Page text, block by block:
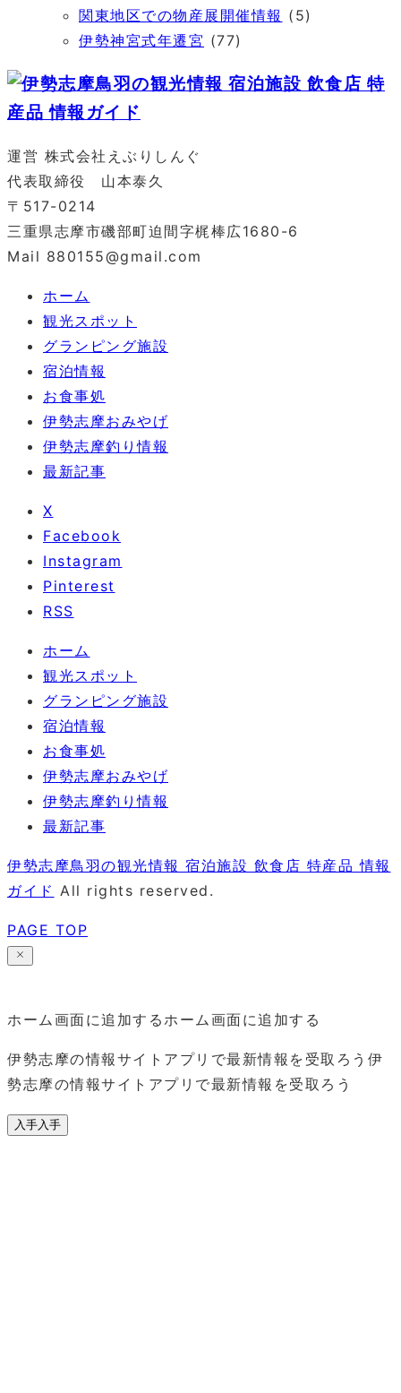
関東地区での物産展開催情報 (5)
伊勢神宮式年遷宮 (77)
運営 株式会社えぶりしんぐ
代表取締役 山本泰久
〒517-0214
三重県志摩市磯部町迫間字梶棒広1680-6
Mail 880155@gmail.com
ホーム
観光スポット
グランピング施設
宿泊情報
お食事処
伊勢志摩おみやげ
伊勢志摩釣り情報
最新記事
X
Facebook
Instagram
Pinterest
RSS
ホーム
観光スポット
グランピング施設
宿泊情報
お食事処
伊勢志摩おみやげ
伊勢志摩釣り情報
最新記事
伊勢志摩鳥羽の観光情報 宿泊施設 飲食店 特産品 情報
ガイド All rights reserved.
PAGE TOP
ホーム画面に追加するホーム画面に追加する
伊勢志摩の情報サイトアプリで最新情報を受取ろう 伊
勢志摩の情報サイトアプリで最新情報を受取ろう
入手入手